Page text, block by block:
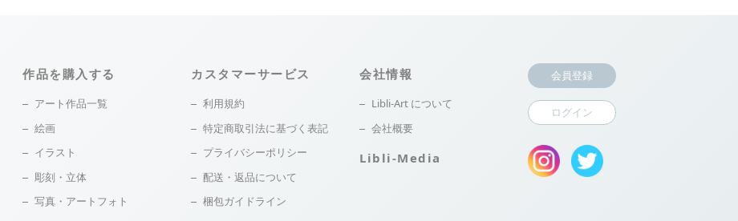
作品を購入する
アート作品一覧
絵画
イラスト
彫刻・立体
写真・アートフォト
カスタマーサービス
利用規約
特定商取引法に基づく表記
プライバシーポリシー
配送・返品について
梱包ガイドライン
会社情報
Libli-Art について
会社概要
Libli-Media
会員登録
ログイン